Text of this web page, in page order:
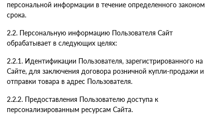
персональной информации в течение определенного законом
срока.
2.2. Персональную информацию Пользователя Сайт
обрабатывает в следующих целях:
2.2.1. Идентификации Пользователя, зарегистрированного на
Сайте, для заключения договора розничной купли-продажи и
отправки товара в адрес Пользователя.
2.2.2. Предоставления Пользователю доступа к
персонализированным ресурсам Сайта.